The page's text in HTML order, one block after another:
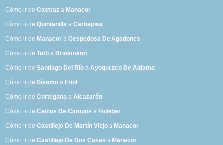
Cómo ir deCastraz a Manacor
Cómo ir deQuintanilla aCarbajosa
Cómo ir de Manacor aCespedosa De Agadones
Cómo ir deTutti a Brinkmann
Cómo ir deSantiago Del Río aAyoquezco De Aldama
Cómo ir deSísamo a Friol
Cómo ir deCortegana aAlcazarén
Cómo ir deCeinos De Campos a Foilebar
Cómo ir deCastillejo De Martín Viejo a Manacor
Cómo ir deCastillejo De Dos Casas a Manacor